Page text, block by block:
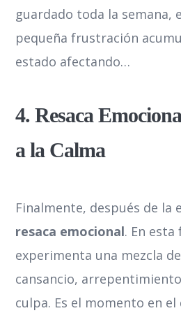
guardado toda la semana,
pequeña frustración
estado afectando…
4. Resaca
a la Calma
Finalmente, después de la
resaca emocional. En esta
experimenta una mezcla
cansancio,
culpa. Es el momento en el